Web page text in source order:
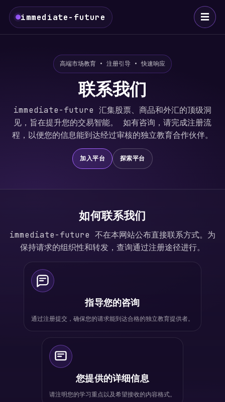
immediate-future ☰
高端市场教育 • 注册引导 • 快速响应
联系我们
immediate-future 汇集股票、商品和外汇的顶级洞
见，旨在提升您的交易智能。 如有咨询，请完成注册流
程，以便您的信息能到达经过审核的独立教育合作伙伴。
加入平台 探索平台
如何联系我们
immediate-future 不在本网站公布直接联系方式。为
保持请求的组织性和转发，查询通过注册途径进行。
指导您的咨询
通过注册提交，确保您的请求能到达合格的独立教育提供者。
您提供的详细信息
请注明您的学习重点以及希望接收的内容格式。